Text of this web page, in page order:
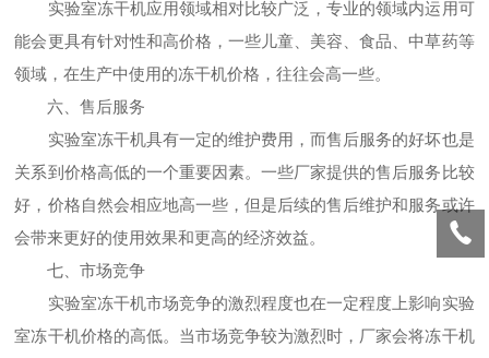
实验室冻干机应用领域相对比较广泛，专业的领域内运用可
能会更具有针对性和高价格，一些儿童、美容、食品、中草药等
领域，在生产中使用的冻干机价格，往往会高一些。
六、售后服务
实验室冻干机具有一定的维护费用，而售后服务的好坏也是
关系到价格高低的一个重要因素。一些厂家提供的售后服务比较
好，价格自然会相应地高一些，但是后续的售后维护和服务或许
会带来更好的使用效果和更高的经济效益。
七、市场竞争
实验室冻干机市场竞争的激烈程度也在一定程度上影响实验
室冻干机价格的高低。当市场竞争较为激烈时，厂家会将冻干机